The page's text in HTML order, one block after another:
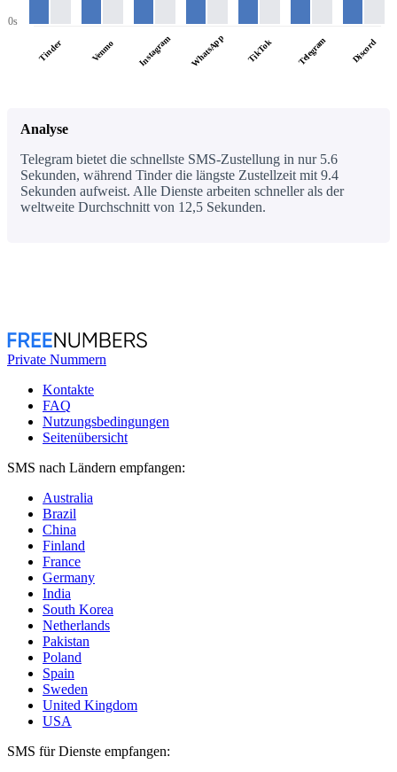
0s
Tinder Venmo Instagram WhatsApp TikTok Telegram Discord
Analyse
Telegram bietet die schnellste SMS-Zustellung in nur 5.6
Sekunden, während Tinder die längste Zustellzeit mit 9.4
Sekunden aufweist. Alle Dienste arbeiten schneller als der
weltweite Durchschnitt von 12,5 Sekunden.
Private Nummern
Kontakte
FAQ
Nutzungsbedingungen
Seitenübersicht
SMS nach Ländern empfangen:
Australia
Brazil
China
Finland
France
Germany
India
South Korea
Netherlands
Pakistan
Poland
Spain
Sweden
United Kingdom
USA
SMS für Dienste empfangen: